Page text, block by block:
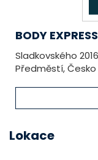
BODY
Sladkovského
Předměstí, Česko
Lokace